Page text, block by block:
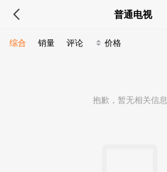
普通电视
综合 销量 评论 价格
抱歉，暂无相关信息